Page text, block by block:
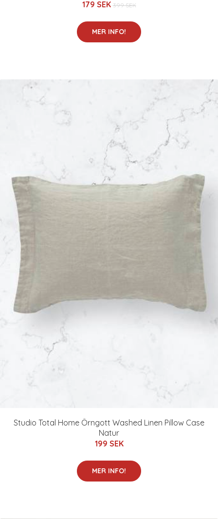
179 SEK 399 SEK
MER INFO!
Studio Total Home Örngott Washed Linen Pillow Case
Natur
199 SEK
MER INFO!